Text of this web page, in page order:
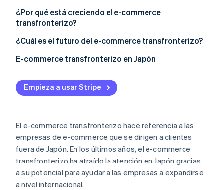
¿Por qué está creciendo el e-commerce
transfronterizo?
La difusión de información a través de las redes
Reducción de gastos debido al desarrollo de
negocios en el extranjero
¿Cuál es el futuro del e-commerce transfronterizo?
E-commerce transfronterizo en Japón
Empieza a usar Stripe
El e-commerce transfronterizo hace referencia a las
empresas de e-commerce que se dirigen a clientes
fuera de Japón. En los últimos años, el e-commerce
transfronterizo ha atraído la atención en Japón gracias
a su potencial para ayudar a las empresas a expandirse
a nivel internacional.